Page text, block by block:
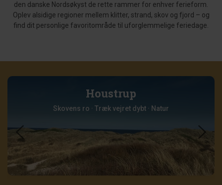
den danske Nordsøkyst de rette rammer for enhver ferieform.
Oplev alsidige regioner mellem klitter, strand, skov og fjord – og
find dit personlige favoritområde til uforglemmelige feriedage.
Jegum Ferieland
Tryghed · Frihed · Familie